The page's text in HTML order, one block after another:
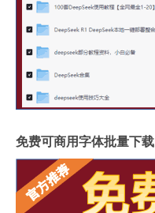
免费可商用字体批量下载